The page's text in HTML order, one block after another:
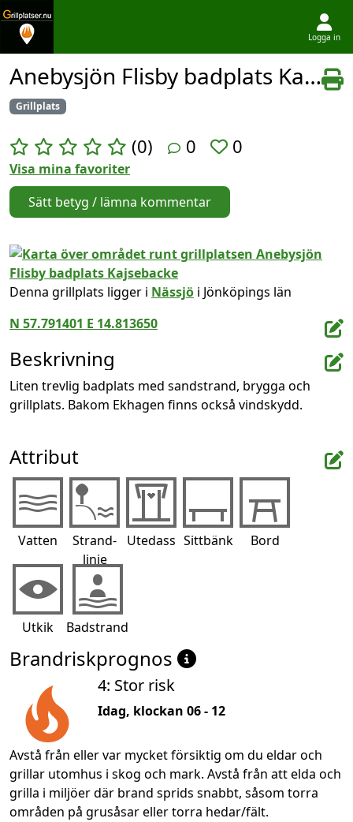
Logga in
Anebysjön Flisby badplats Kajsebacke
Grillplats
(0) 0 0
Visa mina favoriter
Sätt betyg / lämna kommentar
Denna grillplats ligger i Nässjö i Jönköpings län
N 57.791401 E 14.813650
Beskrivning
Liten trevlig badplats med sandstrand, brygga och
grillplats. Bakom Ekhagen finns också vindskydd.
Attribut
Vatten
Strand-
linje
Utedass Sittbänk Bord
Utkik Badstrand
Brandriskprognos
4: Stor risk
Idag, klockan 06 - 12
Avstå från eller var mycket försiktig om du eldar och
grillar utomhus i skog och mark. Avstå från att elda och
grilla i miljöer där brand sprids snabbt, såsom torra
områden på grusåsar eller torra hedar/fält.